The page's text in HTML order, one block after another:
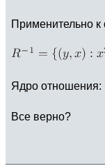
Применительно
Ядро отношения:
Все верно?